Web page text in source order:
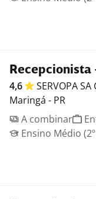
Recepcionista
4,6 SERVOPA SA
Maringá - PR
A combinar
Ensino Médio